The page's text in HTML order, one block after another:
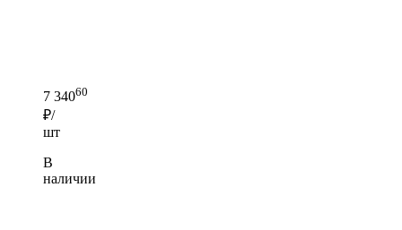
7 34060
₽/
шт
В
наличии